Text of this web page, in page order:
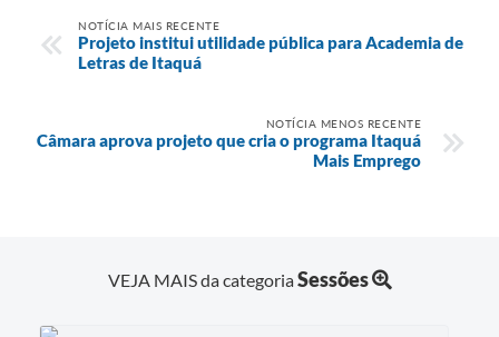
NOTÍCIA MAIS RECENTE
Projeto institui utilidade pública para Academia de
Letras de Itaquá
NOTÍCIA MENOS RECENTE
Câmara aprova projeto que cria o programa Itaquá
Mais Emprego
VEJA MAIS da categoriaSessões